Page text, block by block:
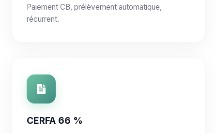
Paiement CB, prélèvement automatique,
récurrent.
CERFA 66 %